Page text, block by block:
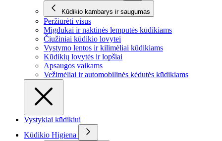
Kūdikio kambarys ir saugumas
Peržiūrėti visus
Migdukai ir naktinės lemputės kūdikiams
Čiužiniai kūdikio lovytei
Vystymo lentos ir kilimėliai kūdikiams
Kūdikių lovytės ir lopšiai
Apsaugos vaikams
Vežimėliai ir automobilinės kėdutės kūdikiams
Vystyklai kūdikiui
Kūdikio Higiena